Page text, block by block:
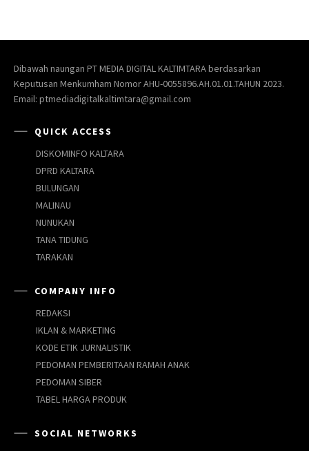
Dibawah naungan PT MEDIA DIGITAL KALTIMTARA berdasarkan
Keputusan Menkumham Nomor AHU-0055896.AH.01.01.TAHUN 2023.
Email: ptmediadigitalkaltimtara@gmail.com
QUICK ACCESS
DISKOMINFO KALTARA
DPRD KALTARA
BULUNGAN
MALINAU
NUNUKAN
TANA TIDUNG
TARAKAN
COMPANY INFO
REDAKSI
IKLAN & MARKETING
KODE ETIK JURNALISTIK
PEDOMAN PEMBERITAAN RAMAH ANAK
PEDOMAN SIBER
TABEL HARGA PRODUK
SOCIAL NETWORKS